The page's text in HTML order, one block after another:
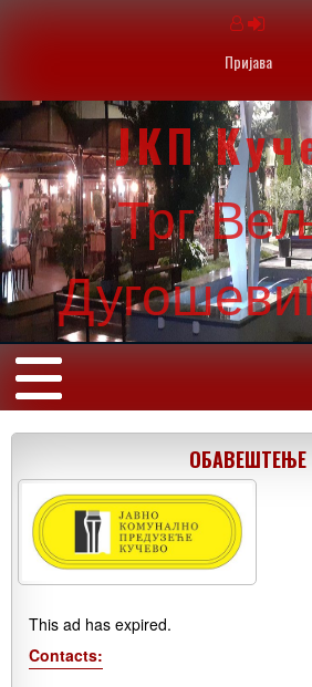
Пријава
ЈКП
Трг
ОБАВЕШТЕЊЕ
This ad has expired.
Contacts: